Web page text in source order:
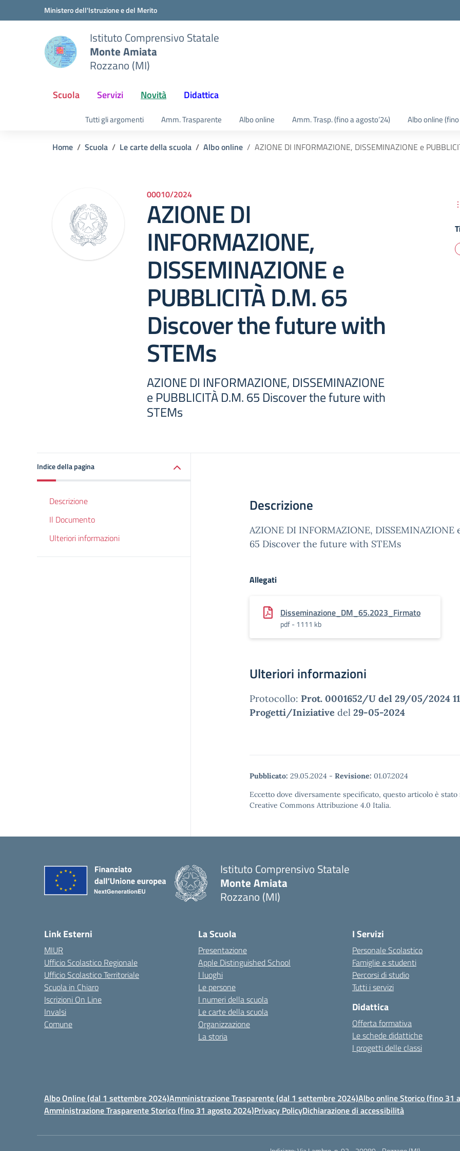
Vai ai contenuti
Vai al menu di navigazioneMinistero dell'Istruzione e del Merito
Istituto Comprensivo Statale
Monte Amiata
Rozzano (MI)
Scuola Servizi Novità Didattica
Tutti gli argomenti Amm. Trasparente Albo online Amm. Trasp. (fino a agosto’24) Albo online
Home Scuola Le carte della scuola Albo online AZIONE DI INFORMAZIONE, DISSEMINAZIONE e
00010/2024
AZIONE DI
INFORMAZIONE,
DISSEMINAZIONE e
PUBBLICITÀ D.M. 65
Discover the future with
STEMs
AZIONE DI INFORMAZIONE, DISSEMINAZIONE
e PUBBLICITÀ D.M. 65 Discover the future with
STEMs
Indice della pagina
Descrizione
Il Documento
Ulteriori informazioni
Descrizione
AZIONE DI INFORMAZIONE, DISSEMINAZIONE
65 Discover the future with STEMs
Allegati
Disseminazione_DM_65.2023_Firmato
pdf - 1111 kb
Ulteriori informazioni
Protocollo: Prot. 0001652/U del 29/05/2024
Progetti/Iniziative del 29-05-2024
Pubblicato: 29.05.2024 - Revisione: 01.07.2024
Eccetto dove diversamente specificato, questo articolo è
Creative Commons Attribuzione 4.0 Italia.
Istituto Comprensivo Statale
Monte Amiata
Rozzano (MI)
Link Esterni
MIUR
Ufficio Scolastico Regionale
Ufficio Scolastico Territoriale
Scuola in Chiaro
Iscrizioni On Line
Invalsi
Comune
La Scuola
Presentazione
Apple Distinguished School
I luoghi
Le persone
I numeri della scuola
Le carte della scuola
Organizzazione
La storia
I Servizi
Personale Scolastico
Famiglie e studenti
Percorsi di studio
Tutti i servizi
Didattica
Offerta formativa
Le schede didattiche
I progetti delle classi
Albo Online (dal 1 settembre 2024)Amministrazione Trasparente (dal 1 settembre 2024)Albo online Storico (fino 31
Amministrazione Trasparente Storico (fino 31 agosto 2024)Privacy PolicyDichiarazione di accessibilità